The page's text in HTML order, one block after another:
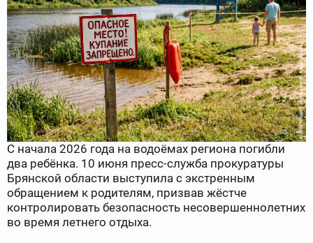
С начала 2026 года на водоёмах региона погибли
два ребёнка. 10 июня пресс-служба прокуратуры
Брянской области выступила с экстренным
обращением к родителям, призвав жёстче
контролировать безопасность несовершеннолетних
во время летнего отдыха.